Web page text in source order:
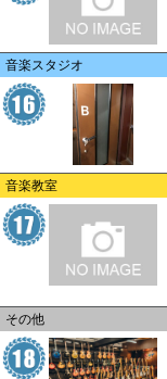
音楽スタジオ
音楽教室
その他